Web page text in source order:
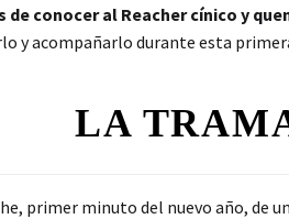
de conocer al Reacher cínico y
y acompañarlo durante esta
LA
primer minuto del nuevo año, de